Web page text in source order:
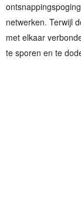
netwerken. Terwijl
met elkaar
te sporen en te